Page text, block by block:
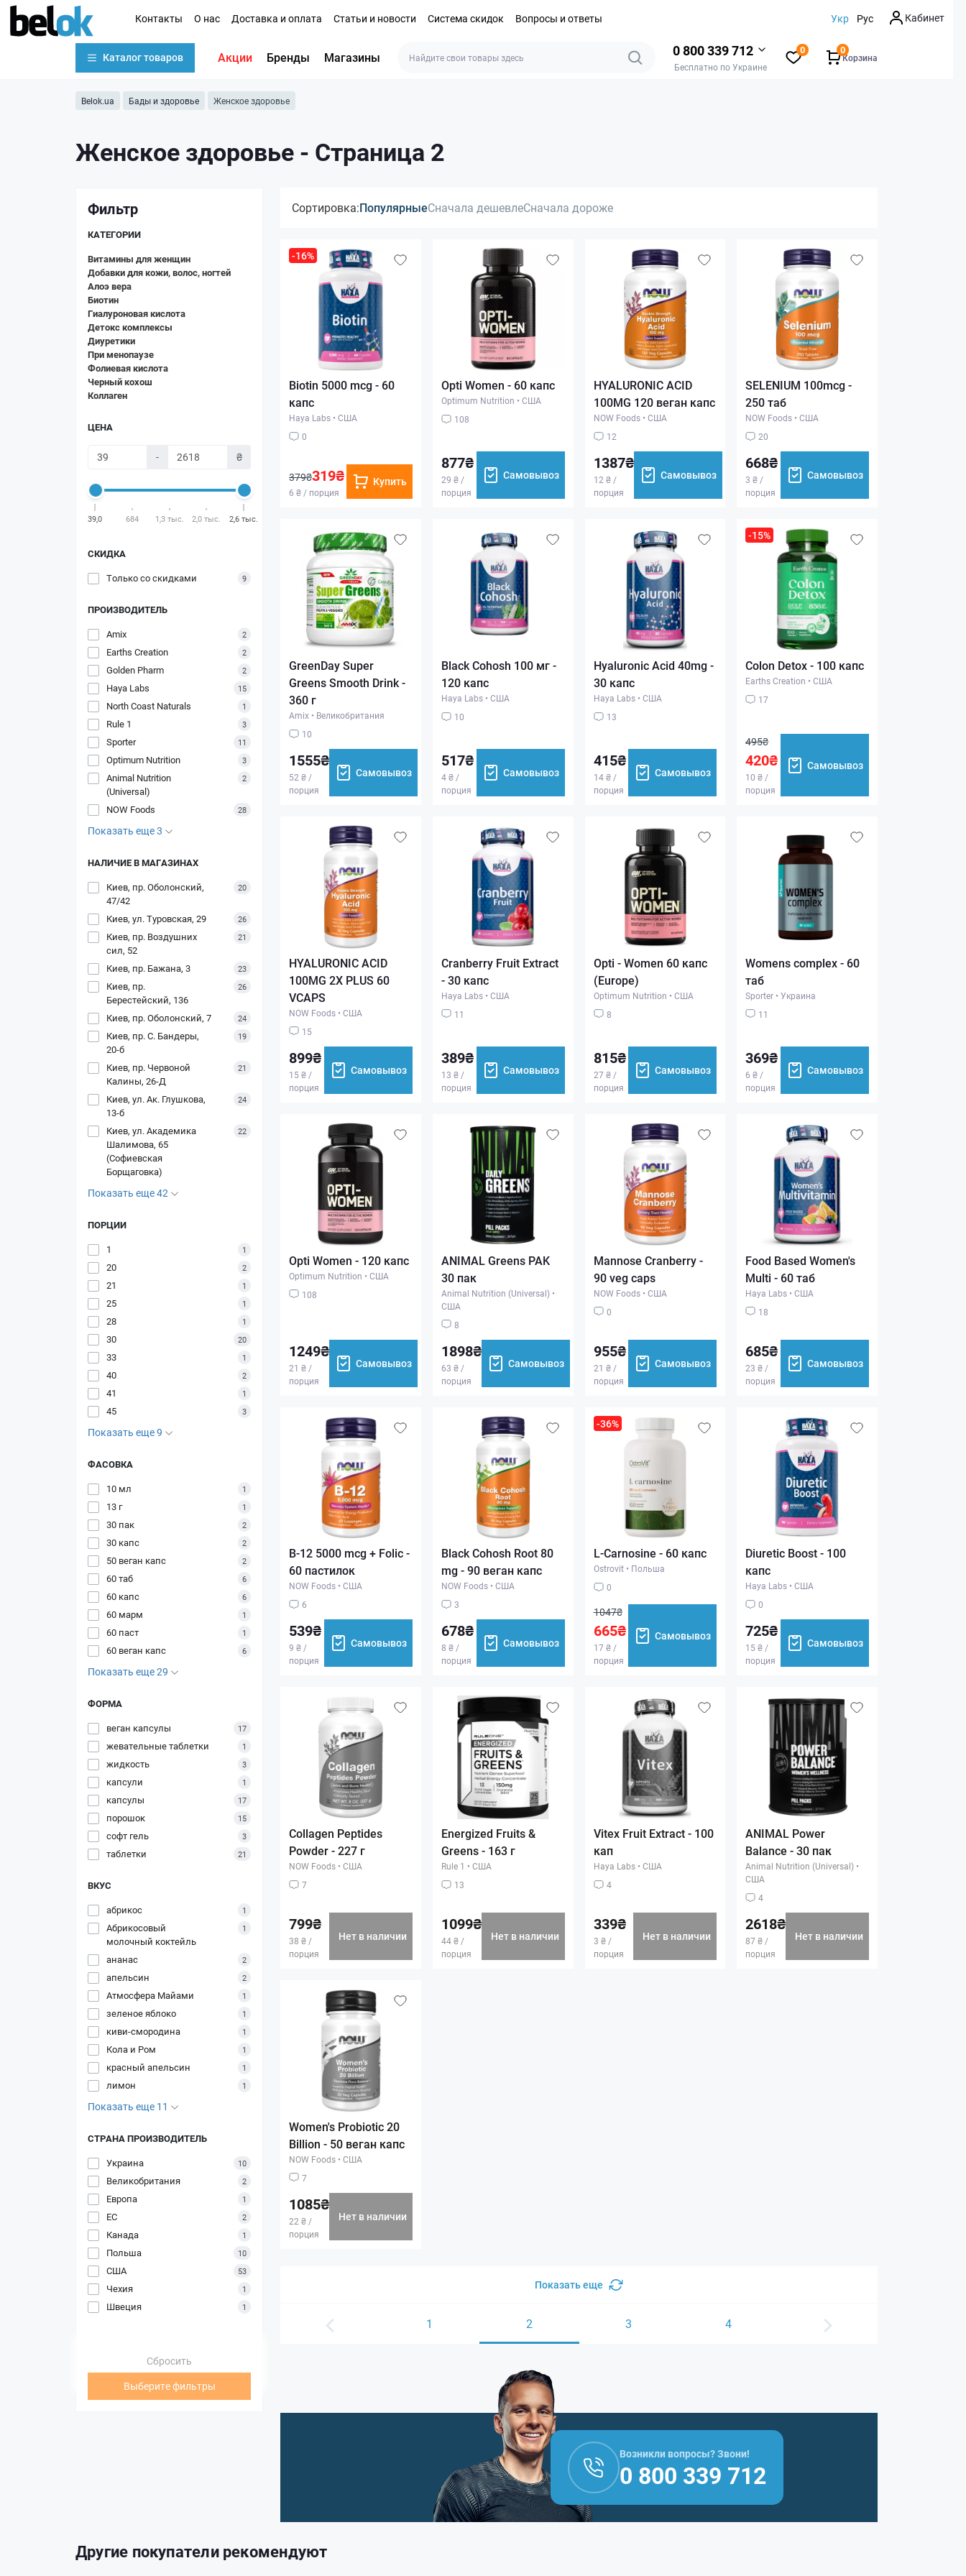
Контакты О нас Доставка и оплата Статьи и новости Система скидок Вопросы и ответы Укр Рус Кабинет
Каталог товаров Акции Бренды Магазины 0 800 339 712
Бесплатно по Украине
0
Корзина
0
Belok.ua Бады и здоровье Женское здоровье
Женское здоровье - Страница 2
Фильтр
КАТЕГОРИИ
Витамины для женщин
Добавки для кожи, волос, ногтей
Алоэ вера
Биотин
Гиалуроновая кислота
Детокс комплексы
Диуретики
При менопаузе
Фолиевая кислота
Черный кохош
Коллаген
ЦЕНА
- ₴
39,0 684 1,3 тыс. 2,0 тыс. 2,6 тыс.
СКИДКА
Только со cкидками
9
ПРОИЗВОДИТЕЛЬ
Amix
2
Earths Creation 2
Golden Pharm 2
Haya Labs 15
North Coast Naturals 1
Rule 1 3
Sporter 11
Optimum Nutrition 3
Animal Nutrition
(Universal)
2
NOW Foods 28
Показать еще 3
НАЛИЧИЕ В МАГАЗИНАХ
Киев, пр. Оболонский,
47/42
20
Киев, ул. Туровская, 29 26
Киев, пр. Воздушних
сил, 52
21
Киев, пр. Бажана, 3 23
Киев, пр.
Берестейский, 136
26
Киев, пр. Оболонский, 7 24
Киев, пр. С. Бандеры,
20-б
19
Киев, пр. Червоной
Калины, 26-Д
21
Киев, ул. Ак. Глушкова,
13-б
24
Киев, ул. Академика
Шалимова, 65
(Софиевская
Борщаговка)
22
Показать еще 42
ПОРЦИИ
1
1
20 2
21 1
25 1
28 1
30 20
33 1
40 2
41 1
45 3
Показать еще 9
ФАСОВКА
10 мл
1
13 г 1
30 пак 2
30 капс 2
50 веган капс 2
60 таб 6
60 капс 6
60 марм 1
60 паст 1
60 веган капс 6
Показать еще 29
ФОРМА
веган капсулы
17
жевательные таблетки 1
жидкость 3
капсули 1
капсулы 17
порошок 15
софт гель 3
таблетки 21
ВКУС
абрикос
1
Абрикосовый
молочный коктейль
1
ананас 2
апельсин 2
Атмосфера Майами 1
зеленое яблоко 1
киви-смородина 1
Кола и Ром 1
красный апельсин 1
лимон 1
Показать еще 11
СТРАНА ПРОИЗВОДИТЕЛЬ
Украина
10
Великобритания 2
Европа 1
ЕС 2
Канада 1
Польша 10
США 53
Чехия 1
Швеция 1
Сбросить
Выберите фильтры
Сортировка:ПопулярныеСначала дешевлеСначала дороже
-16%
Biotin 5000 mcg - 60
капс
Haya Labs • США
0
379₴319₴
6 ₴ / порция
Купить
Opti Women - 60 капс
Optimum Nutrition • США
108
877₴
29 ₴ /
порция
Самовывоз
HYALURONIC ACID
100MG 120 веган капс
NOW Foods • США
12
1387₴
12 ₴ /
порция
Самовывоз
SELENIUM 100mcg -
250 таб
NOW Foods • США
20
668₴
3 ₴ /
порция
Самовывоз
GreenDay Super
Greens Smooth Drink -
360 г
Amix • Великобритания
10
1555₴
52 ₴ /
порция
Самовывоз
Black Cohosh 100 мг -
120 капс
Haya Labs • США
10
517₴
4 ₴ /
порция
Самовывоз
Hyaluronic Acid 40mg -
30 капс
Haya Labs • США
13
415₴
14 ₴ /
порция
Самовывоз
-15%
Colon Detox - 100 капс
Earths Creation • США
17
495₴
420₴
10 ₴ /
порция
Самовывоз
HYALURONIC ACID
100MG 2X PLUS 60
VCAPS
NOW Foods • США
15
899₴
15 ₴ /
порция
Самовывоз
Cranberry Fruit Extract
- 30 капс
Haya Labs • США
11
389₴
13 ₴ /
порция
Самовывоз
Opti - Women 60 капс
(Europe)
Optimum Nutrition • США
8
815₴
27 ₴ /
порция
Самовывоз
Womens complex - 60
таб
Sporter • Украина
11
369₴
6 ₴ /
порция
Самовывоз
Opti Women - 120 капс
Optimum Nutrition • США
108
1249₴
21 ₴ /
порция
Самовывоз
ANIMAL Greens PAK
30 пак
Animal Nutrition (Universal) •
США
8
1898₴
63 ₴ /
порция
Самовывоз
Mannose Cranberry -
90 veg caps
NOW Foods • США
0
955₴
21 ₴ /
порция
Самовывоз
Food Based Women's
Multi - 60 таб
Haya Labs • США
18
685₴
23 ₴ /
порция
Самовывоз
B-12 5000 mcg + Folic -
60 пастилок
NOW Foods • США
6
539₴
9 ₴ /
порция
Самовывоз
Black Cohosh Root 80
mg - 90 веган капс
NOW Foods • США
3
678₴
8 ₴ /
порция
Самовывоз
-36%
L-Carnosine - 60 капс
Ostrovit • Польша
0
1047₴
665₴
17 ₴ /
порция
Самовывоз
Diuretic Boost - 100
капс
Haya Labs • США
0
725₴
15 ₴ /
порция
Самовывоз
Collagen Peptides
Powder - 227 г
NOW Foods • США
7
799₴
38 ₴ /
порция
Нет в наличии
Energized Fruits &
Greens - 163 г
Rule 1 • США
13
1099₴
44 ₴ /
порция
Нет в наличии
Vitex Fruit Extract - 100
кап
Haya Labs • США
4
339₴
3 ₴ /
порция
Нет в наличии
ANIMAL Power
Balance - 30 пак
Animal Nutrition (Universal) •
США
4
2618₴
87 ₴ /
порция
Нет в наличии
Women's Probiotic 20
Billion - 50 веган капс
NOW Foods • США
7
1085₴
22 ₴ /
порция
Нет в наличии
Показать еще
1 2 3 4
Возникли вопросы? Звони!
0 800 339 712
Другие покупатели рекомендуют